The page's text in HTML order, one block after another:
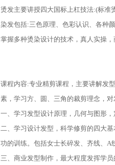
烫发主要讲授四大国标上杠技法:(标准
染发包括:三色原理、色彩认识、各种
掌握多种烫染设计的技术，真人实操
课程内容:专业精剪课程，主要讲解发
素，学习方、圆、三角的裁剪理念，对
一、学习发型设计原理，几何与图形，
二、学习设计发型，科学修剪的四大
功的训练。包括女士长碎发、齐线、A
三、商业发型制作，最大程度发挥学